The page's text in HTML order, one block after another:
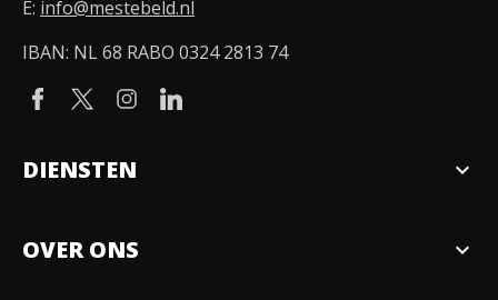
E: info@mestebeld.nl
IBAN: NL 68 RABO 0324 2813 74
DIENSTEN expand_more
OVER ONS expand_more